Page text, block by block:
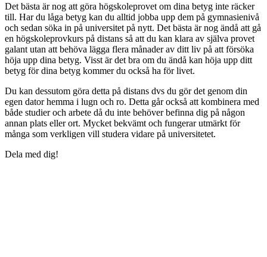
Det bästa är nog att göra högskoleprovet om dina betyg inte räcker
till. Har du låga betyg kan du alltid jobba upp dem på gymnasienivå
och sedan söka in på universitet på nytt. Det bästa är nog ändå att gå
en högskoleprovkurs på distans så att du kan klara av själva provet
galant utan att behöva lägga flera månader av ditt liv på att försöka
höja upp dina betyg. Visst är det bra om du ändå kan höja upp ditt
betyg för dina betyg kommer du också ha för livet.
Du kan dessutom göra detta på distans dvs du gör det genom din
egen dator hemma i lugn och ro. Detta går också att kombinera med
både studier och arbete då du inte behöver befinna dig på någon
annan plats eller ort. Mycket bekvämt och fungerar utmärkt för
många som verkligen vill studera vidare på universitetet.
Dela med dig!